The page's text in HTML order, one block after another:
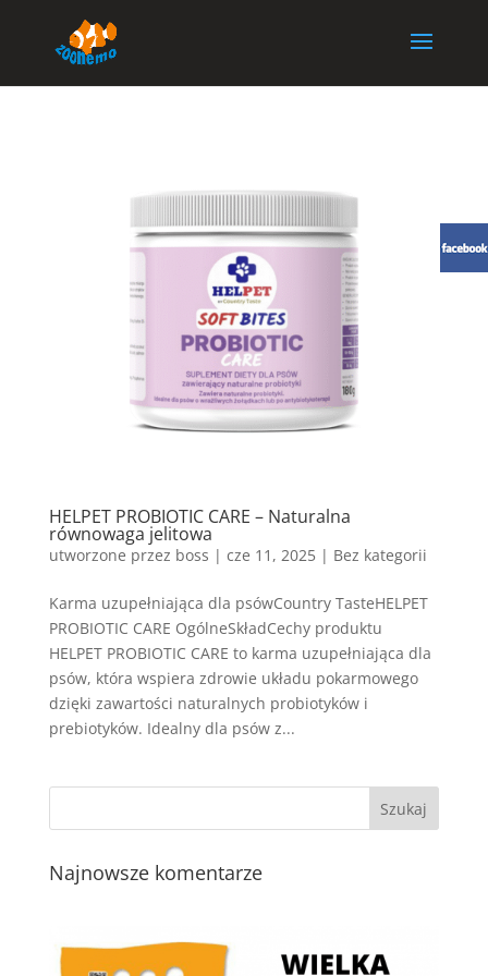
HELPET PROBIOTIC CARE – Naturalna
równowaga jelitowa
utworzone przez boss | cze 11, 2025| Bez kategorii
Karma uzupełniająca dla psówCountry TasteHELPET
PROBIOTIC CARE OgólneSkładCechy produktu
HELPET PROBIOTIC CARE to karma uzupełniająca dla
psów, która wspiera zdrowie układu pokarmowego
dzięki zawartości naturalnych probiotyków i
prebiotyków. Idealny dla psów z...
Najnowsze komentarze